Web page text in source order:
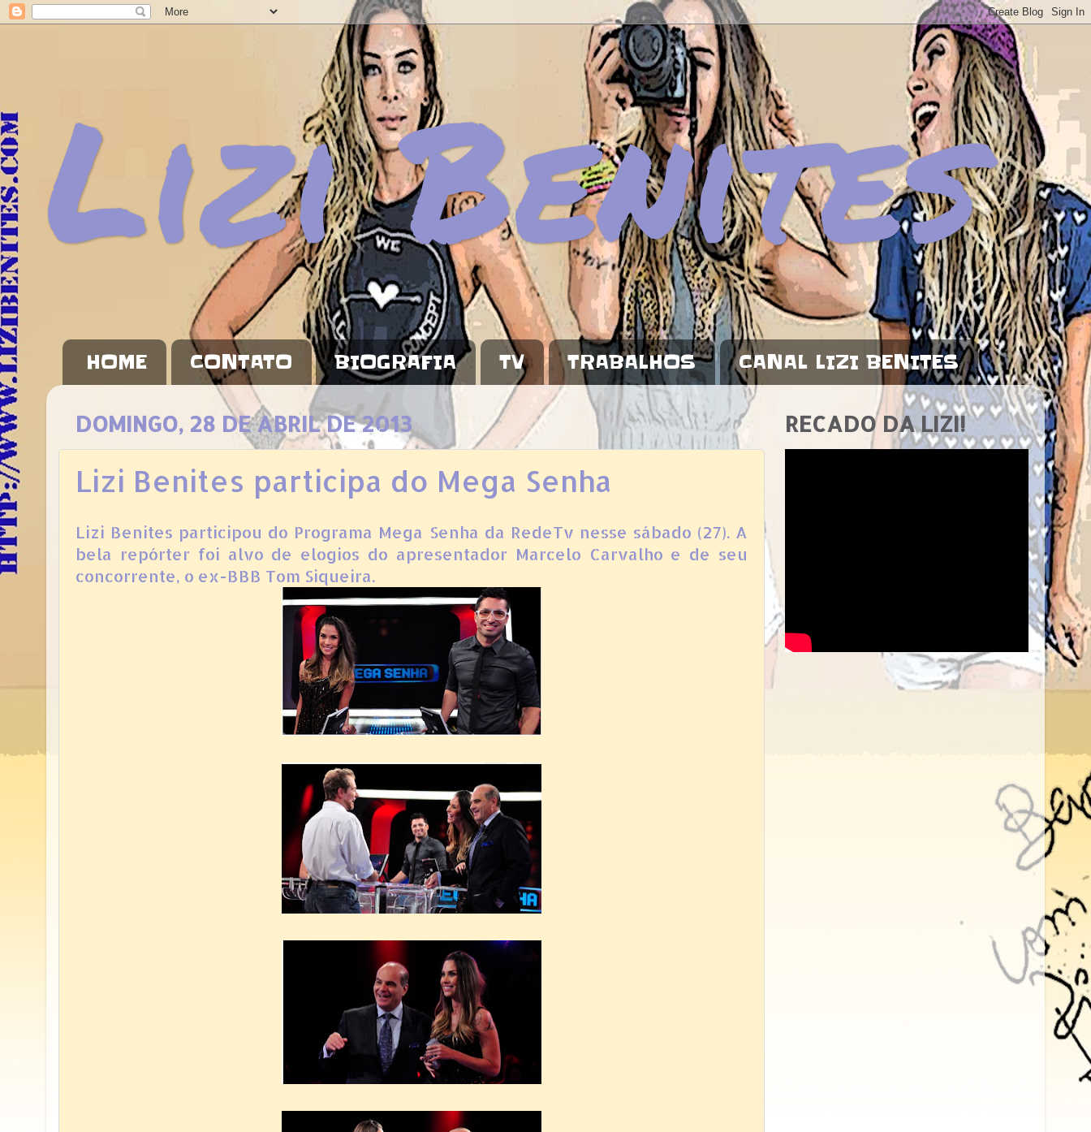
Lizi Benites
HOME CONTATO BIOGRAFIA TV TRABALHOS CANAL LIZI BENITES
DOMINGO, 28 DE ABRIL DE 2013
Lizi Benites participa do Mega Senha
Lizi Benites participou do Programa Mega Senha da RedeTv nesse sábado (27). A
bela repórter foi alvo de elogios do apresentador Marcelo Carvalho e de seu
concorrente, o ex-BBB Tom Siqueira.
RECADO DA LIZI!